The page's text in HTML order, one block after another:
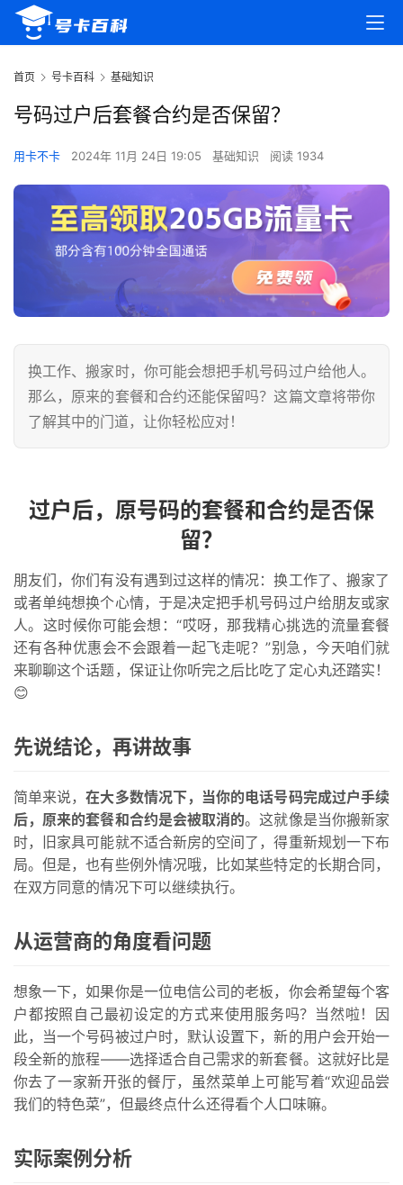
首页 号卡百科 基础知识
号码过户后套餐合约是否保留？
用卡不卡 2024年 11月 24日 19:05 基础知识 阅读 1934
换工作、搬家时，你可能会想把手机号码过户给他人。
那么，原来的套餐和合约还能保留吗？这篇文章将带你
了解其中的门道，让你轻松应对！
过户后，原号码的套餐和合约是否保
留？
朋友们，你们有没有遇到过这样的情况：换工作了、搬家了
或者单纯想换个心情，于是决定把手机号码过户给朋友或家
人。这时候你可能会想：“哎呀，那我精心挑选的流量套餐
还有各种优惠会不会跟着一起飞走呢？”别急，今天咱们就
来聊聊这个话题，保证让你听完之后比吃了定心丸还踏实！
😊
先说结论，再讲故事
简单来说，在大多数情况下，当你的电话号码完成过户手续
后，原来的套餐和合约是会被取消的。这就像是当你搬新家
时，旧家具可能就不适合新房的空间了，得重新规划一下布
局。但是，也有些例外情况哦，比如某些特定的长期合同，
在双方同意的情况下可以继续执行。
从运营商的角度看问题
想象一下，如果你是一位电信公司的老板，你会希望每个客
户都按照自己最初设定的方式来使用服务吗？当然啦！因
此，当一个号码被过户时，默认设置下，新的用户会开始一
段全新的旅程——选择适合自己需求的新套餐。这就好比是
你去了一家新开张的餐厅，虽然菜单上可能写着“欢迎品尝
我们的特色菜”，但最终点什么还得看个人口味嘛。
实际案例分析